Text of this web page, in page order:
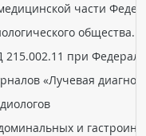
части
общества.
215.002.11 при
«Лучевая
и